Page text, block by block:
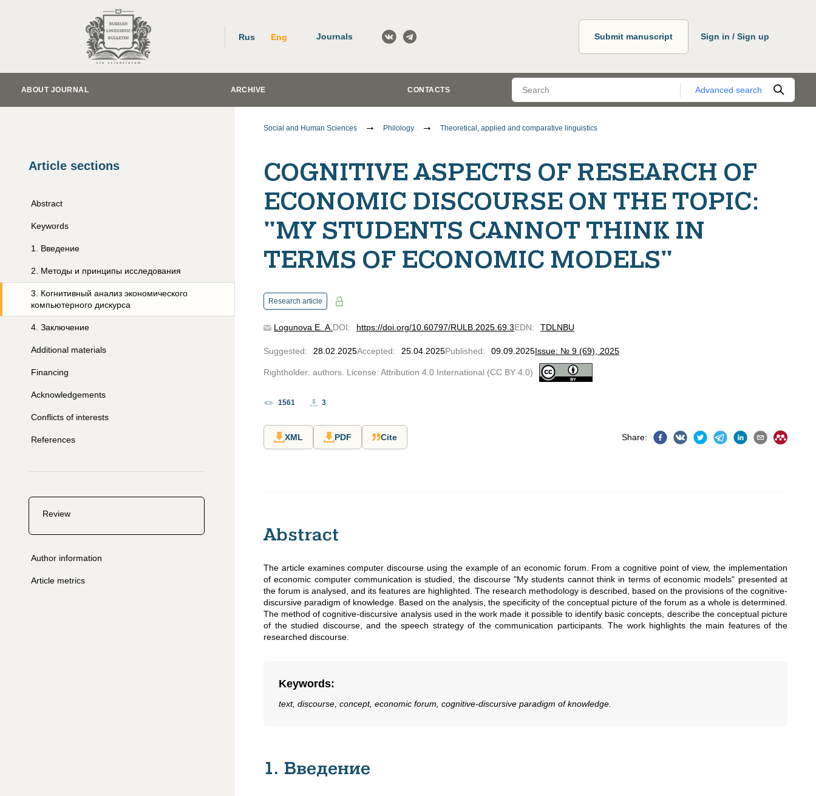
Rus Eng Journals Submit manuscript Sign in / Sign up
ABOUT JOURNAL ARCHIVE CONTACTS Advanced search
Article sections
Abstract
Keywords
1 Введение
2 Методы и принципы исследования
3
Когнитивный анализ экономического
компьютерного дискурса
4 Заключение
Additional materials
Financing
Acknowledgements
Conflicts of interests
References
Review
Author information
Article metrics
Social and Human Sciences Philology Theoretical, applied and comparative linguistics
COGNITIVE ASPECTS OF RESEARCH OF
ECONOMIC DISCOURSE ON THE TOPIC:
"MY STUDENTS CANNOT THINK IN
TERMS OF ECONOMIC MODELS"
Research article
Logunova E. A. DOI: https://doi.org/10.60797/RULB.2025.69.3EDN: TDLNBU
Suggested: 28.02.2025Accepted: 25.04.2025Published: 09.09.2025Issue: № 9 (69), 2025
Rightholder: authors. License: Attribution 4.0 International (CC BY 4.0)
1561 3
XML PDF Cite Share:
Abstract
The article examines computer discourse using the example of an economic forum. From a cognitive point of view, the implementation
of economic computer communication is studied, the discourse "My students cannot think in terms of economic models" presented at
the forum is analysed, and its features are highlighted. The research methodology is described, based on the provisions of the cognitive-
discursive paradigm of knowledge. Based on the analysis, the specificity of the conceptual picture of the forum as a whole is determined.
The method of cognitive-discursive analysis used in the work made it possible to identify basic concepts, describe the conceptual picture
of the studied discourse, and the speech strategy of the communication participants. The work highlights the main features of the
researched discourse.
Keywords:
text, discourse, concept, economic forum, cognitive-discursive paradigm of knowledge.
1. Введение